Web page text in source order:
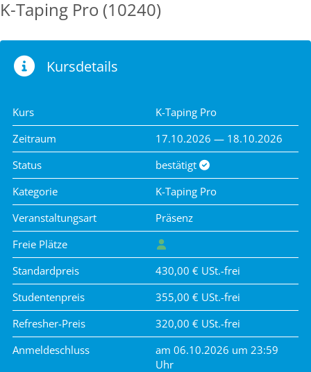
K-Taping Pro (10240)
Kursdetails
Kurs
K-Taping Pro
Zeitraum
17.10.2026 — 18.10.2026
Status
bestätigt
Kategorie
K-Taping Pro
Veranstaltungsart
Präsenz
Freie Plätze
Standardpreis
430,00 € USt.-frei
Studentenpreis
355,00 € USt.-frei
Refresher-Preis
320,00 € USt.-frei
Anmeldeschluss
am 06.10.2026 um 23:59
Uhr